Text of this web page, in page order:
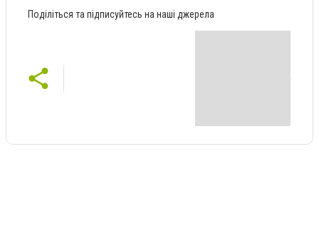
Поділіться та підписуйтесь на наші джерела